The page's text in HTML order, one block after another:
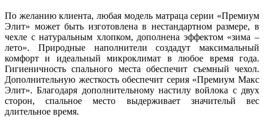
По желанию клиента, любая модель матраца серии «Премиум
Элит» может быть изготовлена в нестандартном размере, в
чехле с натуральным хлопком, дополнена эффектом «зима –
лето». Природные наполнители создадут максимальный
комфорт и идеальный микроклимат в любое время года.
Гигиеничность спального места обеспечит съемный чехол.
Дополнительную жесткость обеспечит серия «Премиум Макс
Элит». Благодаря дополнительному настилу войлока с двух
сторон, спальное место выдерживает значительй вес
длительное время.